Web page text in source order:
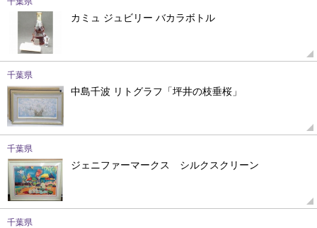
カミュ ジュビリー バカラボトル
千葉県
中島千波 リトグラフ「坪井の枝垂桜」
千葉県
ジェニファーマークス シルクスクリーン
千葉県